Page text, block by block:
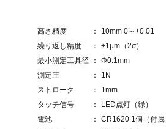
高さ精度
10mm 0～+0.01
繰り返し精度
±1μm（2σ）
最小測定工具径
Φ0.1mm
測定圧
1N
ストローク
1mm
タッチ信号
LED点灯（緑）
電池
CR1620 1個（付属